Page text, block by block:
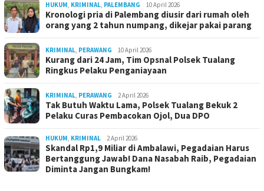
HUKUM, KRIMINAL, PALEMBANG 10 April 2026
Kronologi pria di Palembang diusir dari rumah oleh
orang yang 2 tahun numpang, dikejar pakai parang
KRIMINAL, PERAWANG 10 April 2026
Kurang dari 24 Jam, Tim Opsnal Polsek Tualang
Ringkus Pelaku Penganiayaan
KRIMINAL, PERAWANG 2 April 2026
Tak Butuh Waktu Lama, Polsek Tualang Bekuk 2
Pelaku Curas Pembacokan Ojol, Dua DPO
HUKUM, KRIMINAL 2 April 2026
Skandal Rp1,9 Miliar di Ambalawi, Pegadaian Harus
Bertanggung Jawab! Dana Nasabah Raib, Pegadaian
Diminta Jangan Bungkam!